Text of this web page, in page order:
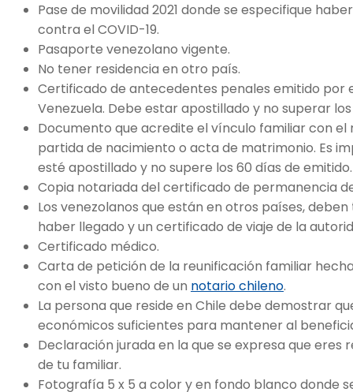
Pase de movilidad 2021 donde se especifique
contra el COVID-19.
Pasaporte venezolano vigente.
No tener residencia en otro país.
Certificado de antecedentes penales emitido por
Venezuela. Debe estar apostillado y no superar
Documento que acredite el vínculo familiar con el
partida de nacimiento o acta de matrimonio. Es
esté apostillado y no supere los 60 días de emitido.
Copia notariada del certificado de permanencia
Los venezolanos que están en otros países,
haber llegado y un certificado de viaje de la
Certificado médico.
Carta de petición de la reunificación familiar
con el visto bueno de un notario chileno.
La persona que reside en Chile debe demostrar
económicos suficientes para mantener al
Declaración jurada en la que se expresa que eres
de tu familiar.
Fotografía 5 x 5 a color y en fondo blanco donde